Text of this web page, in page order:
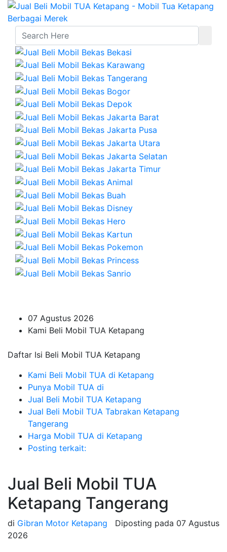
07 Agustus 2026
Kami Beli Mobil TUA Ketapang
Daftar Isi Beli Mobil TUA Ketapang
Kami Beli Mobil TUA di Ketapang
Punya Mobil TUA di
Jual Beli Mobil TUA Ketapang
Jual Beli Mobil TUA Tabrakan Ketapang
Tangerang
Harga Mobil TUA di Ketapang
Posting terkait:
Jual Beli Mobil TUA
Ketapang Tangerang
di Gibran Motor Ketapang Diposting pada 07 Agustus
2026